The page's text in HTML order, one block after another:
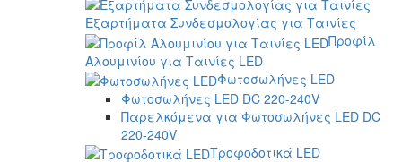
Εξαρτήματα Συνδεσμολογίας για Ταινίες
Προφίλ
Αλουμινίου για Ταινίες LED
Φωτοσωλήνες LED
Φωτοσωλήνες LED DC 220-240V
Παρελκόμενα για Φωτοσωλήνες LED DC
220-240V
Τροφοδοτικά LED